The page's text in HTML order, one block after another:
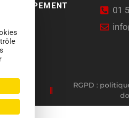
01
RGPD :